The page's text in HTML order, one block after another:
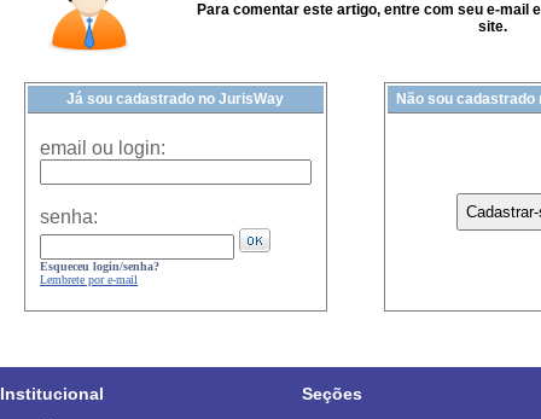
Para comentar este artigo, entre com seu e-mail
site.
Já sou cadastrado no JurisWay
email ou login:
senha:
Esqueceu login/senha?
Lembrete por e-mail
Não sou cadastrado
Institucional Seções